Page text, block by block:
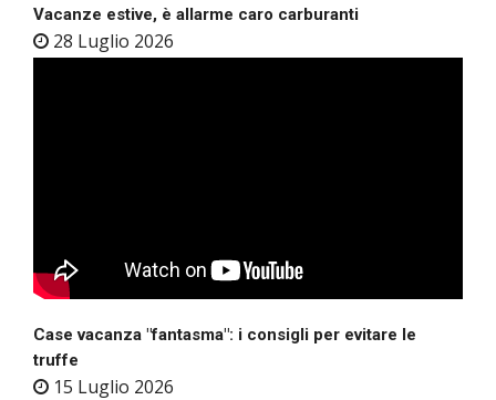
Vacanze estive, è allarme caro carburanti
28 Luglio 2026
Case vacanza "fantasma": i consigli per evitare le
truffe
15 Luglio 2026